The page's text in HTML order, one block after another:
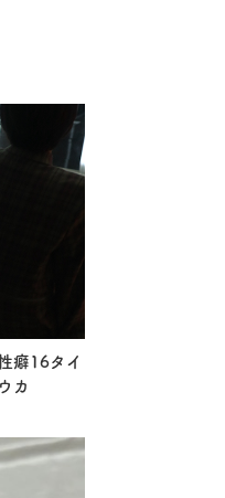
癖16タイ
カ